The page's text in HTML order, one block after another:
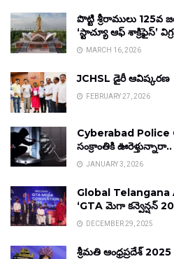
పొట్టి శ్రీరాములు
‘స్టాచ్యూ ఆఫ్ శాక్రిఫైస్’
MARCH 16, 2026
JCHSL డైరీ ఆవిష్కరణ
FEBRUARY 27, 2026
Cyberabad
సంక్రాంతికి ఊరెళ్తున్నారా..
JANUARY 3, 2026
Global
‘GTA మెగా కన్వెన్షన్
DECEMBER 29, 2025
శ్రీమతి ఆంధ్రప్రదేశ్